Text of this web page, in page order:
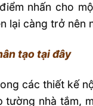
nhấn cho
lại càng trở nên
tạo tại đây
các thiết kế
nhà tắm,